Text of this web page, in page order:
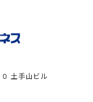
土手山ビル